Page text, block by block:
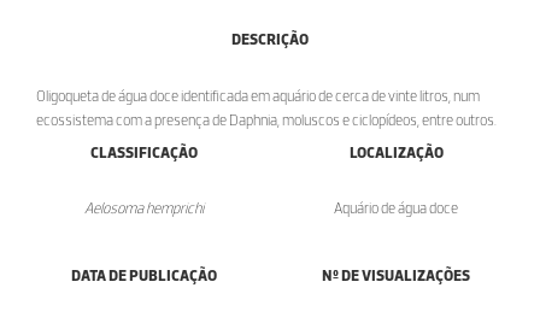
DESCRIÇÃO
Oligoqueta de água doce identificada em aquário de cerca de vinte litros, num
ecossistema com a presença de Daphnia, moluscos e ciclopídeos, entre outros.
CLASSIFICAÇÃO
Aelosoma hemprichi
LOCALIZAÇÃO
Aquário de água doce
DATA DE PUBLICAÇÃO Nº DE VISUALIZAÇÕES